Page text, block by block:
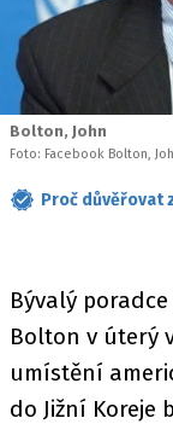
Bolton, John
Foto: Facebook Bolton,
Proč důvěřovat
Bývalý
Bolton v úterý
umístění
do Jižní Koreje